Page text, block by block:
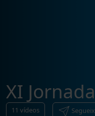
XI
11 vídeos